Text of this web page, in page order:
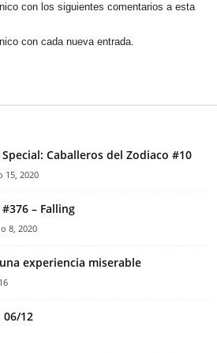
con los siguientes comentarios a esta
con cada nueva entrada.
Caballeros del Zodiaco #10
15, 2020
– Falling
8, 2020
experiencia miserable
06/12